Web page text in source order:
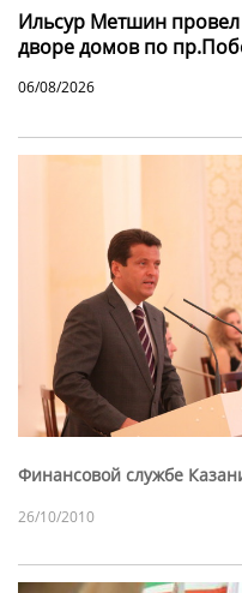
Ильсур Метшин
дворе домов по
06/08/2026
Финансовой службе
26/10/2010